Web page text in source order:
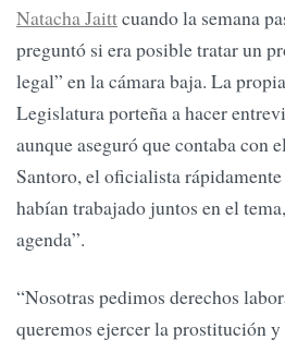
Natacha Jaittcuando la semana
preguntó si era posible tratar un
legal” en la cámara baja. La
Legislatura porteña a hacer
aunque aseguró que contaba con
Santoro, el oficialista
habían trabajado juntos en el
agenda”.
“Nosotras pedimos derechos
queremos ejercer la prostitución